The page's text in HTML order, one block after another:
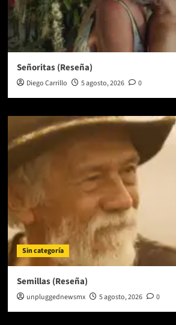
Señoritas (Reseña)
Diego Carrillo 5 agosto, 2026 0
Sin categoría
Semillas (Reseña)
unpluggednewsmx 5 agosto, 2026 0